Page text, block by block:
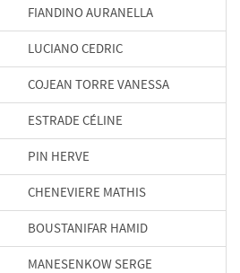
FIANDINO AURANELLA
LUCIANO CEDRIC
COJEAN TORRE VANESSA
ESTRADE CÉLINE
PIN HERVE
CHENEVIERE MATHIS
BOUSTANIFAR HAMID
MANESENKOW SERGE